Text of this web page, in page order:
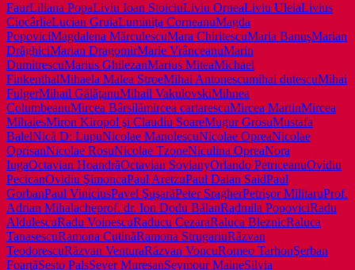
FaurLiliana PopaLiviu Ioan StoiciuLiviu OrneaLiviu UleiaLivius
CiocârlieLucian GruiaLuminiţa CorneanuMagda
PopoviciMagdalena MărculescuMara ChiritescuMaria BanuşMarian
DrăghiciMarian DragomirMarie VrânceanuMarin
DumitrescuMarius GhilezanMarius MiteaMichael
FinkenthalMihaela Malea StroeMihai Antonescumihai dutescuMihai
FulgerMihail GălăţanuMihail VakulovskiMihnea
ColumbeanuMircea Bârsilămircea cartarescuMircea MartinMircea
MihaiesMiron Kiropol şi Claudiu SoareMugur GrosuMustafa
BalelNică D: LupuNicolae ManolescuNicolae OpreaNicolae
OprisanNicolae RosuNicolae TzoneNiculina OpreaNora
IugaOctavian HoandrăOctavian SovianyOrlando PetriceanuOvidiu
PecicanOvidiu ŞimoncaPaul AretzuPaul Daian SaidPaul
GorbanPaul ViniciusPavel ŞuşarăPeter SragherPetrişor MilitaruProf.
Adrian Mihalacheprof. dr. Ion Dodu BălanRadmila PopoviciRadu
AldulescuRadu VoinescuRaducu CezaraRaluca BleznicRaluca
TanasescuRamona CutinăRamona StrugariuRăzvan
TeodorescuRăzvan VenturaRăzvan VoncuRomeo TarhonŞerban
FoarţăSesto PalsSever MuresanSeymour MaineSilvia